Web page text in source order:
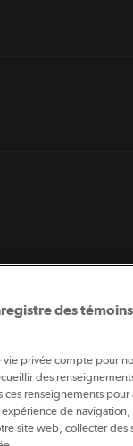
est publié par
l’outil d’information de la
des
vie privée compte pour
des
ces renseignements
de navigation,
site web, collecter des